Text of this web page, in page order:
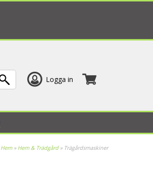
Logga in
Hem» Hem & Trädgård» Trägårdsmaskiner